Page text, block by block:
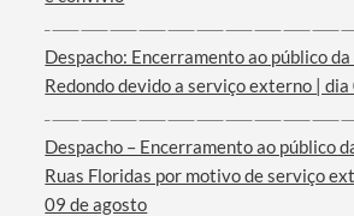
Filtros
Despacho: Encerramento ao público
Redondo devido a serviço externo |
Despacho – Encerramento ao público
Ruas Floridas por motivo de serviço
09 de agosto